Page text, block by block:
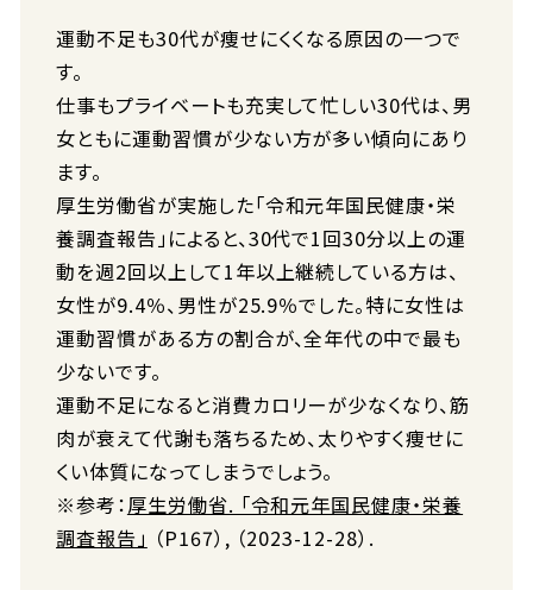
運動不足も30代が痩せにくくなる原因の一つで
す。
仕事もプライベートも充実して忙しい30代は、男
女ともに運動習慣が少ない方が多い傾向にあり
ます。
厚生労働省が実施した「令和元年国民健康・栄
養調査報告」によると、30代で1回30分以上の運
動を週2回以上して1年以上継続している方は、
女性が9.4％、男性が25.9％でした。特に女性は
運動習慣がある方の割合が、全年代の中で最も
少ないです。
運動不足になると消費カロリーが少なくなり、筋
肉が衰えて代謝も落ちるため、太りやすく痩せに
くい体質になってしまうでしょう。
※参考：厚生労働省. 「令和元年国民健康・栄養
調査報告」 （P167）, （2023-12-28）.